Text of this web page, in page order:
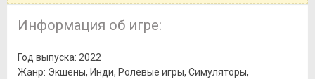
Информация об игре:
Год выпуска: 2022
Жанр: Экшены, Инди, Ролевые игры, Симуляторы,